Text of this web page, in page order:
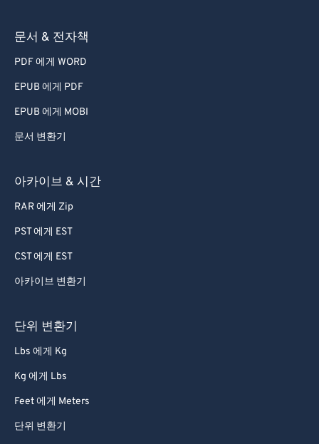
문서 & 전자책
PDF 에게 WORD
EPUB 에게 PDF
EPUB 에게 MOBI
문서 변환기
아카이브 & 시간
RAR 에게 Zip
PST 에게 EST
CST 에게 EST
아카이브 변환기
단위 변환기
Lbs 에게 Kg
Kg 에게 Lbs
Feet 에게 Meters
단위 변환기